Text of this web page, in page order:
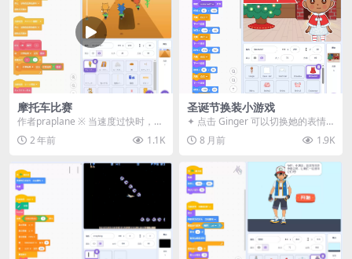
摩托车比赛
作者praplane ※ 当速度过快时，请
减小速度控制。（反之，当速度过
慢时，请...
2 年前 1.1K
圣诞节换装小游戏
✦ 点击 Ginger 可以切换她的表情✦
点击她的头发和刘海可以更换发型
✦ 打...8 月前 1.9K